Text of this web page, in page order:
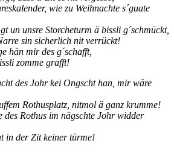
wie zu Weihnachte s´guate
un unsre Storcheturm ä bissli g´schmückt,
sin sicherlich nit verrückt!
hän mir des g´schafft,
zomme grafft!
des Johr kei Ongscht han, mir wäre
Rothusplatz, nitmol ä ganz krumme!
des Rothus im nägschte Johr widder
in der Zit keiner türme!